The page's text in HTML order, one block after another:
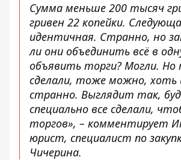
Сумма меньше 200 тысяч
гривен 22 копейки.
идентичная. Странно, но
ли они объединить всё в
объявить торги? Могли. Но
сделали, тоже можно, хоть
странно. Выглядит так,
специально все сделали,
торгов», – комментирует
юрист, специалист по
Чичерина.